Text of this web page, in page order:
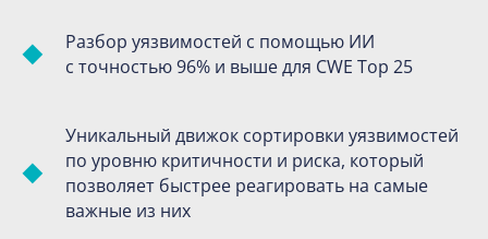
Разбор уязвимостей с помощью ИИ
с точностью 96% и выше для CWE Top 25
Уникальный движок сортировки уязвимостей
по уровню критичности и риска, который
позволяет быстрее реагировать на самые
важные из них